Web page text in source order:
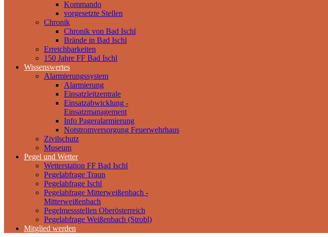
Kommando
vorgesetzte Stellen
Chronik
Chronik von Bad Ischl
Brände in Bad Ischl
Erreichbarkeiten
150 Jahre FF Bad Ischl
Wissenswertes
Alarmierungssystem
Alarmierung
Einsatzleitzentrale
Einsatzabwicklung -
Einsatzmanagement
Info Pageralarmierung
Notstromversorgung Feuerwehrhaus
Zivilschutz
Museum
Pegel und Wetter
Wetterstation FF Bad Ischl
Pegelabfrage Traun
Pegelabfrage Ischl
Pegelabfrage Mitterweißenbach -
Mitterweißenbach
Pegelmessstellen Oberösterreich
Pegelabfrage Weißenbach (Strobl)
Mitglied werden